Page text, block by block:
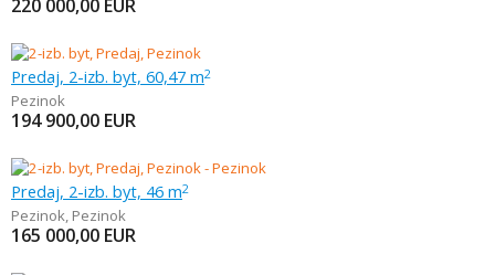
220 000,00 EUR
Predaj, 2-izb. byt, 60,47 m2
Pezinok
194 900,00 EUR
Predaj, 2-izb. byt, 46 m2
Pezinok, Pezinok
165 000,00 EUR